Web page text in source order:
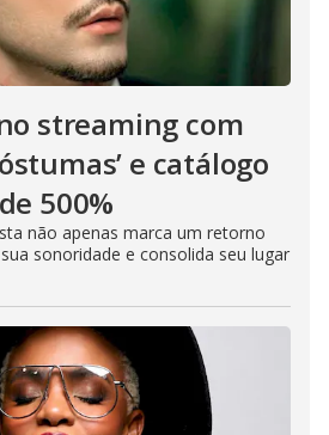
streaming com
e catálogo
500%
não apenas marca um retorno
sonoridade e consolida seu lugar